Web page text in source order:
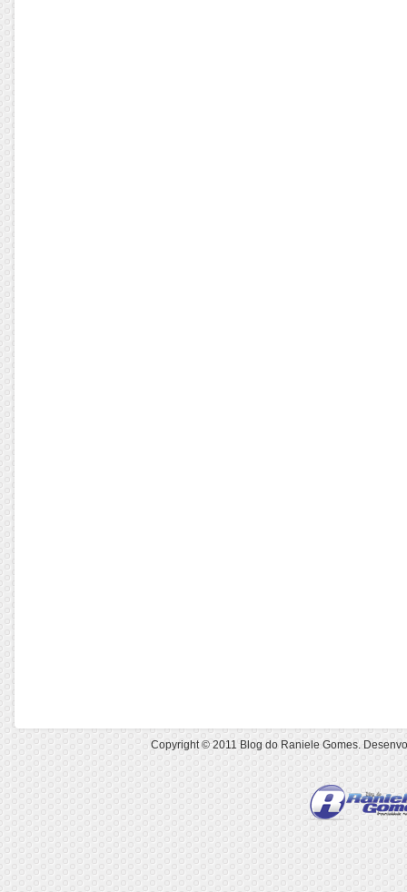
Copyright © 2011Blog do Raniele Gomes.